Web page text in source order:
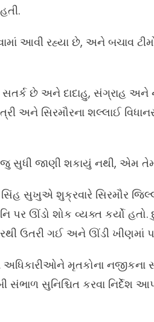
આવી રહ્યા છે, અને બચાવ
સતર્ક છે અને દાદાહુ, સંગ્રાહ અને
અને સિરમૌરના શલ્લાઈ
સુધી જાણી શકાયું નથી, એમ
સુખુએ શુક્રવારે સિરમૌર
પર ઊંડો શોક વ્યક્ત કર્યો
ઉતરી ગઈ અને ઊંડી ખીણમાં
મૃતકોના
સંભાળ સુનિશ્ચિત કરવા નિર્દેશ